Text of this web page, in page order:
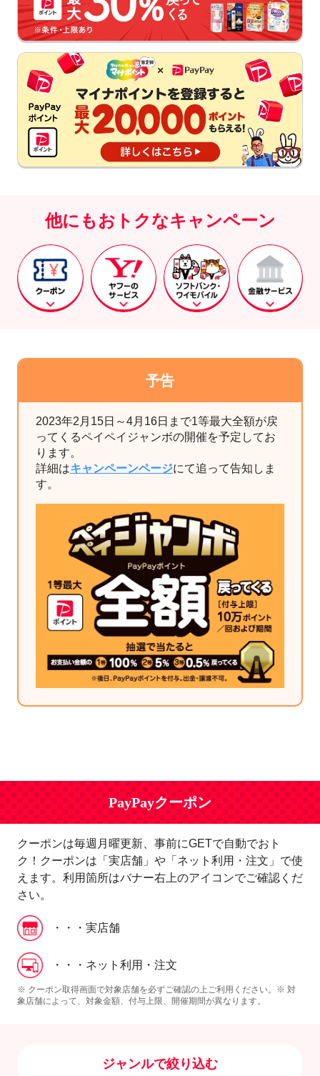
他にもおトクなキャンペーン
予告
2023年2月15日～4月16日まで1等最大全額が戻
ってくるペイペイジャンボの開催を予定してお
ります。
詳細はキャンペーンページにて追って告知しま
す。
PayPayクーポン
クーポンは毎週月曜更新、事前にGETで自動でおト
ク！クーポンは「実店舗」や「ネット利用・注文」で使
えます。利用箇所はバナー右上のアイコンでご確認くだ
さい。
・・・実店舗
・・・ネット利用・注文
※ クーポン取得画面で対象店舗を必ずご確認の上ご利用ください。※ 対
象店舗によって、対象金額、付与上限、開催期間が異なります。
ジャンルで絞り込む